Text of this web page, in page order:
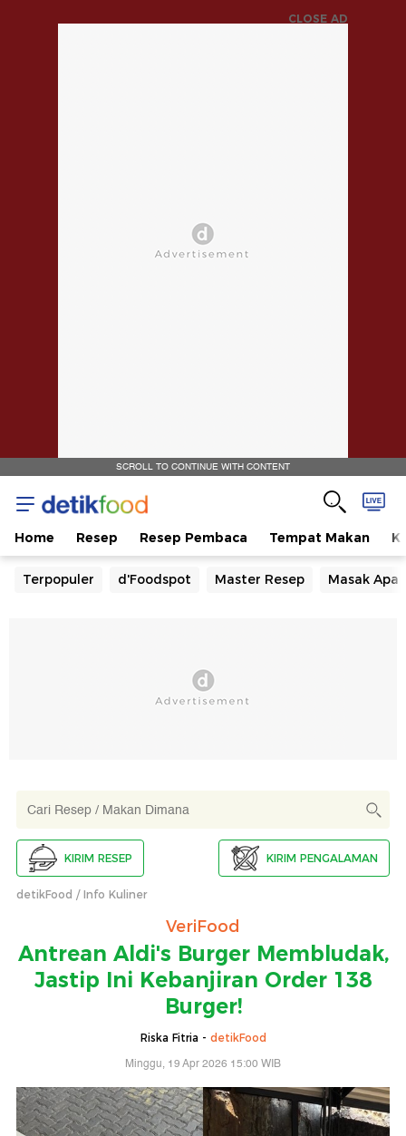
CLOSE AD
SCROLL TO CONTINUE WITH CONTENT
Home Resep Resep Pembaca Tempat Makan
Terpopuler d'Foodspot Master Resep Masak Apa
KIRIM RESEP KIRIM PENGALAMAN
detikFood Info Kuliner
VeriFood
Antrean Aldi's Burger Membludak,
Jastip Ini Kebanjiran Order 138
Burger!
Riska Fitria - detikFood
Minggu, 19 Apr 2026 15:00 WIB